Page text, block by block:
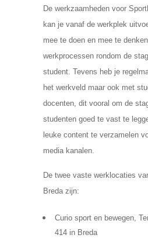
De werkzaamheden voor
kan je vanaf de werkplek
mee te doen en mee te
werkprocessen rondom de
student. Tevens heb je
het werkveld maar ook met
docenten, dit vooral om de
studenten goed te vast te
leuke content te verzamelen
media kanalen.
De twee vaste werklocaties
Breda zijn:
Curio sport en bewegen,
414 in Breda